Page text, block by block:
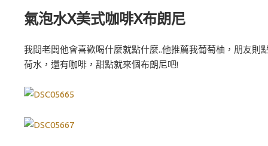
氣泡水X美式咖啡X布朗尼
我問老闆他會喜歡喝什麼就點什麼..他推薦我葡萄柚，朋友則
荷水，還有咖啡，甜點就來個布朗尼吧!